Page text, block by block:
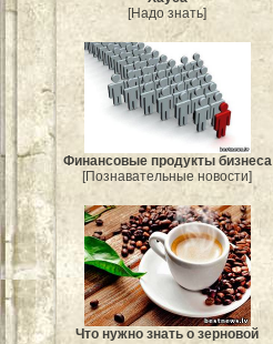
[Надо знать]
Финансовые продукты бизнеса
[Познавательные новости]
Что нужно знать о зерновой